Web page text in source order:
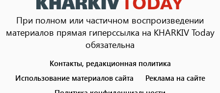
При полном или частичном воспроизведении
материалов прямая гиперссылка на KHARKIV Today
обязательна
menu
Контакты, редакционная политика
Использование материалов сайта
Реклама на сайте